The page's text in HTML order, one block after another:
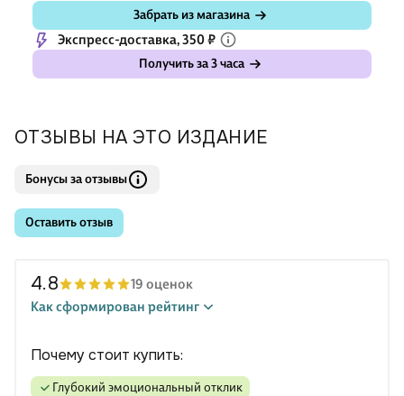
Забрать из магазина
Экспресс-доставка, 350 ₽
Получить за 3 часа
ОТЗЫВЫ НА ЭТО ИЗДАНИЕ
Бонусы за отзывы
Оставить отзыв
4.8
19 оценок
Как сформирован рейтинг
Почему стоит купить:
глубокий эмоциональный отклик